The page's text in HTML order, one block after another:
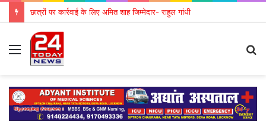
छात्रों पर कार्रवाई के लिए अमित शाह जिम्मेदार- राहुल गांधी
Menu